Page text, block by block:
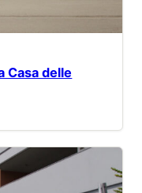
Casa delle